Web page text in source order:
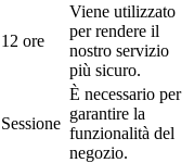
12 ore
Viene utilizzato
per rendere il
nostro servizio
più sicuro.
Sessione
È necessario per
garantire la
funzionalità del
negozio.